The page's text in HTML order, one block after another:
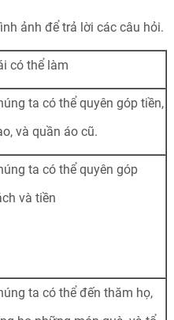
ảnh để trả lời các câu hỏi.
có thể làm
ta có thể quyên góp tiền,
và quần áo cũ.
ta có thể quyên góp
và tiền
ta có thể đến thăm họ,